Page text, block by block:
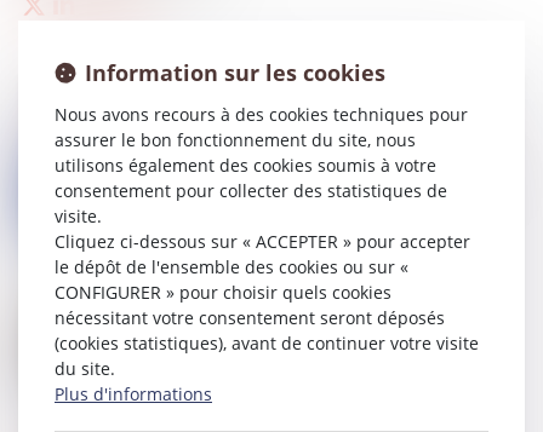
RGPD : le consentement ne se transmet pas comme
les données personnelles
15
Le lien unissant un chauffeur et Uber reconnu
« contrat de travail »
14JANV.
Information sur les cookies
Nous avons recours à des cookies techniques pour
assurer le bon fonctionnement du site, nous
utilisons également des cookies soumis à votre
consentement pour collecter des statistiques de
visite.
Cliquez ci-dessous sur « ACCEPTER » pour accepter
le dépôt de l'ensemble des cookies ou sur «
CONFIGURER » pour choisir quels cookies
nécessitant votre consentement seront déposés
(cookies statistiques), avant de continuer votre visite
du site.
Plus d'informations